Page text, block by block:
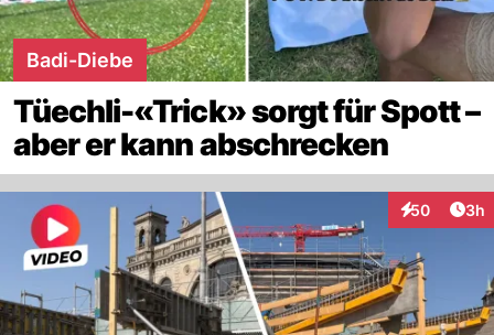
Badi-Diebe
Tüechli-«Trick» sorgt für Spott –
aber er kann abschrecken
50
Interaktionen
3h